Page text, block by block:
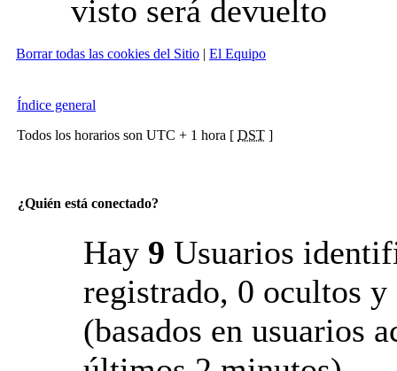
visto será devuelto
Borrar todas las cookies del Sitio | El Equipo
Índice general
Todos los horarios son UTC + 1 hora [ DST ]
¿Quién está conectado?
Hay 9 Usuarios
registrado, 0 ocultos
(basados en usuarios